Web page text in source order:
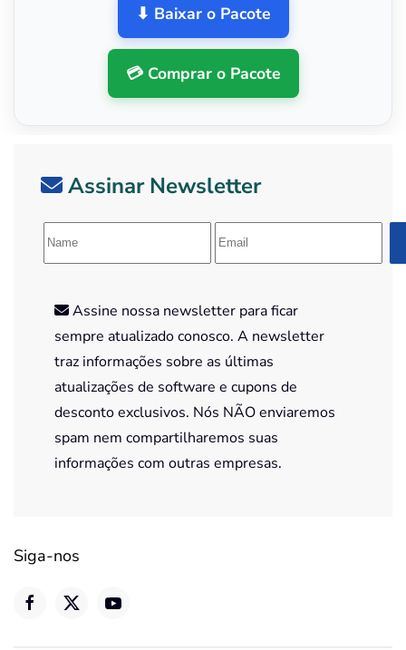
⬇ Baixar o Pacote
💳 Comprar o Pacote
Assinar Newsletter
Assine nossa newsletter para ficar
sempre atualizado conosco. A newsletter
traz informações sobre as últimas
atualizações de software e cupons de
desconto exclusivos. Nós NÃO enviaremos
spam nem compartilharemos suas
informações com outras empresas.
Siga-nos